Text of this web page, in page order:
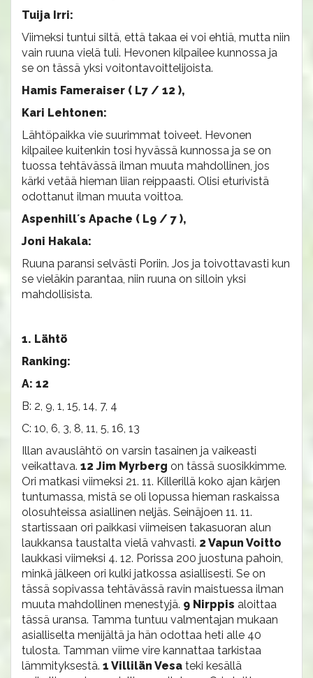
Tuija Irri:
Viimeksi tuntui siltä, että takaa ei voi ehtiä, mutta niin
vain ruuna vielä tuli. Hevonen kilpailee kunnossa ja
se on tässä yksi voitontavoittelijoista.
Hamis Fameraiser ( L7 / 12 ),
Kari Lehtonen:
Lähtöpaikka vie suurimmat toiveet. Hevonen
kilpailee kuitenkin tosi hyvässä kunnossa ja se on
tuossa tehtävässä ilman muuta mahdollinen, jos
kärki vetää hieman liian reippaasti. Olisi eturivistä
odottanut ilman muuta voittoa.
Aspenhill´s Apache ( L9 / 7 ),
Joni Hakala:
Ruuna paransi selvästi Poriin. Jos ja toivottavasti kun
se vieläkin parantaa, niin ruuna on silloin yksi
mahdollisista.
1. Lähtö
Ranking:
A: 12
B: 2, 9, 1, 15, 14, 7, 4
C: 10, 6, 3, 8, 11, 5, 16, 13
Illan avauslähtö on varsin tasainen ja vaikeasti
veikattava. 12 Jim Myrberg on tässä suosikkimme.
Ori matkasi viimeksi 21. 11. Killerillä koko ajan kärjen
tuntumassa, mistä se oli lopussa hieman raskaissa
olosuhteissa asiallinen neljäs. Seinäjoen 11. 11.
startissaan ori paikkasi viimeisen takasuoran alun
laukkansa taustalta vielä vahvasti. 2 Vapun Voitto
laukkasi viimeksi 4. 12. Porissa 200 juostuna pahoin,
minkä jälkeen ori kulki jatkossa asiallisesti. Se on
tässä sopivassa tehtävässä ravin maistuessa ilman
muuta mahdollinen menestyjä. 9 Nirppis aloittaa
tässä uransa. Tamma tuntuu valmentajan mukaan
asialliselta menijältä ja hän odottaa heti alle 40
tulosta. Tamman viime vire kannattaa tarkistaa
lämmityksestä. 1 Villilän Vesa teki kesällä